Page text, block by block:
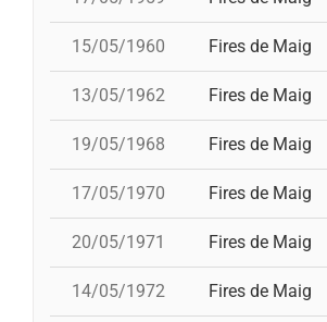
15/05/1960 Fires de Maig
13/05/1962 Fires de Maig
19/05/1968 Fires de Maig
17/05/1970 Fires de Maig
20/05/1971 Fires de Maig
14/05/1972 Fires de Maig